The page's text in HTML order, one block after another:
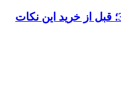
راهنمای خرید محصولات نود 32؛ قبل از خرید این نکات